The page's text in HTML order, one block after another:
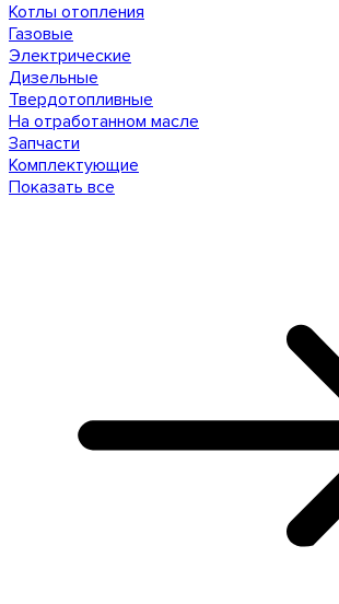
Котлы отопления
Газовые
Электрические
Дизельные
Твердотопливные
На отработанном масле
Запчасти
Комплектующие
Показать все